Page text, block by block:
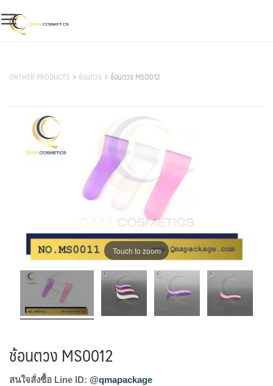
to
content
ORTHER PRODUCTS ช้อนตวง ช้อนตวง MS0012
Touch to zoom
ช้อนตวง MS0012
สนใจสั่งซื้อ Line ID: @qmapackage